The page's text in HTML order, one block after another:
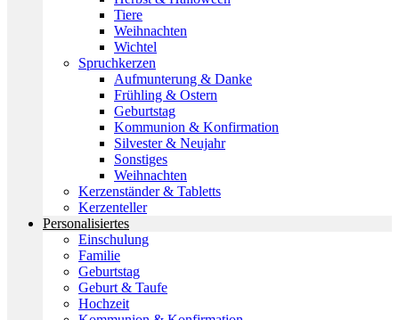
Tiere
Weihnachten
Wichtel
Spruchkerzen
Aufmunterung & Danke
Frühling & Ostern
Geburtstag
Kommunion & Konfirmation
Silvester & Neujahr
Sonstiges
Weihnachten
Kerzenständer & Tabletts
Kerzenteller
Personalisiertes
Einschulung
Familie
Geburtstag
Geburt & Taufe
Hochzeit